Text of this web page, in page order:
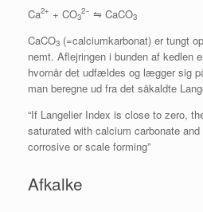
Ca2+ + CO3
2− ⇋ CaCO3
CaCO3 (=calciumkarbonat) er tungt
nemt. Aflejringen i bunden af kedlen
hvornår det udfældes og lægger sig
man beregne ud fra det såkaldte
“If Langelier Index is close to zero,
saturated with calcium carbonate
corrosive or scale forming”
Afkalke